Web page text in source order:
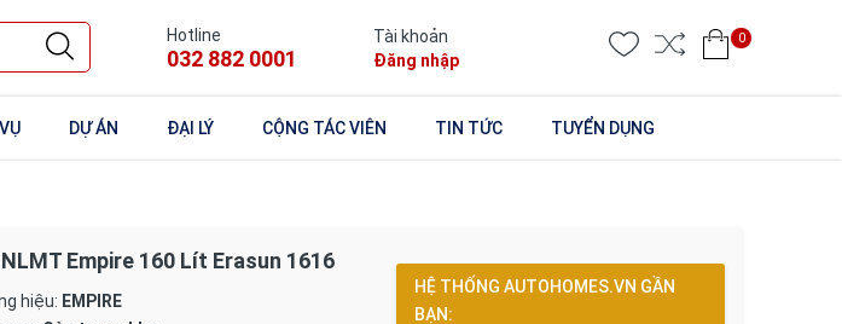
Hotline
032 882 0001
Tài khoản
Đăng nhập
0
DỰ ÁN ĐẠI LÝ CỘNG TÁC VIÊN TIN TỨC TUYỂN DỤNG
Empire 160 Lít Erasun 1616
hiệu: EMPIRE
HỆ THỐNG AUTOHOMES.VN GẦN
BẠN: